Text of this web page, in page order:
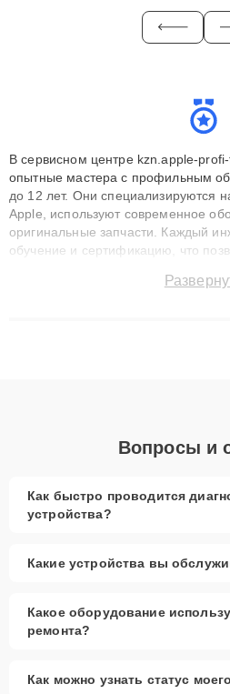
В сервисном центре kzn.apple-
опытные мастера с профильным
до 12 лет. Они специализируются
Apple, используют современное
оригинальные запчасти. Каждый
обучение и сертификацию, что
сохранением гарантии до 3 лет.
Вопросы и
Как быстро проводится
устройства?
Какие устройства вы
Какое оборудование
ремонта?
Как можно узнать статус